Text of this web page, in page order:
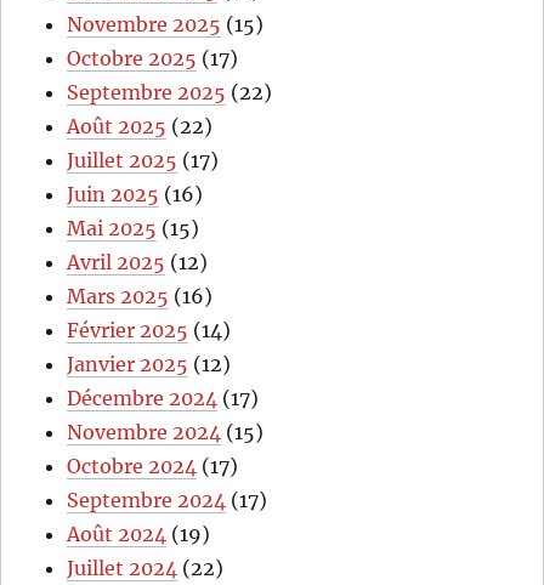
Novembre 2025 (15)
Octobre 2025 (17)
Septembre 2025 (22)
Août 2025 (22)
Juillet 2025 (17)
Juin 2025 (16)
Mai 2025 (15)
Avril 2025 (12)
Mars 2025 (16)
Février 2025 (14)
Janvier 2025 (12)
Décembre 2024 (17)
Novembre 2024 (15)
Octobre 2024 (17)
Septembre 2024 (17)
Août 2024 (19)
Juillet 2024 (22)